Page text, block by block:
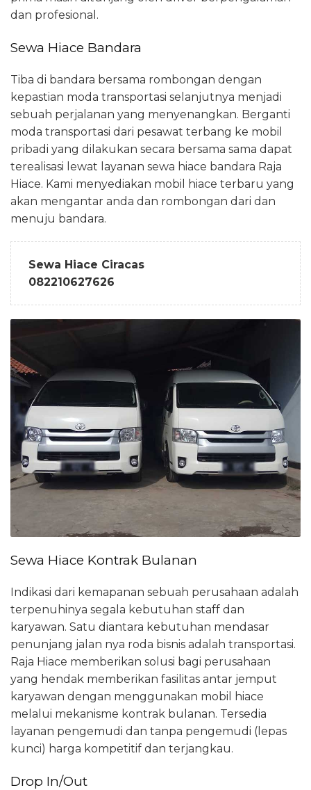
dan profesional.
Sewa Hiace Bandara
Tiba di bandara bersama rombongan dengan
kepastian moda transportasi selanjutnya menjadi
sebuah perjalanan yang menyenangkan. Berganti
moda transportasi dari pesawat terbang ke mobil
pribadi yang dilakukan secara bersama sama dapat
terealisasi lewat layanan sewa hiace bandara Raja
Hiace. Kami menyediakan mobil hiace terbaru yang
akan mengantar anda dan rombongan dari dan
menuju bandara.
Sewa Hiace Ciracas
082210627626
Sewa Hiace Kontrak Bulanan
Indikasi dari kemapanan sebuah perusahaan adalah
terpenuhinya segala kebutuhan staff dan
karyawan. Satu diantara kebutuhan mendasar
penunjang jalan nya roda bisnis adalah transportasi.
Raja Hiace memberikan solusi bagi perusahaan
yang hendak memberikan fasilitas antar jemput
karyawan dengan menggunakan mobil hiace
melalui mekanisme kontrak bulanan. Tersedia
layanan pengemudi dan tanpa pengemudi (lepas
kunci) harga kompetitif dan terjangkau.
Drop In/Out